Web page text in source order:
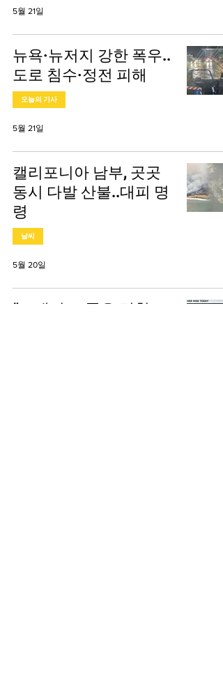
5월 21일
뉴욕·뉴저지 강한 폭우..
도로 침수·정전 피해
오늘의 기사
5월 21일
캘리포니아 남부, 곳곳
동시 다발 산불..대피 명
령
날씨
5월 20일
“토네이도·폭우 덮친